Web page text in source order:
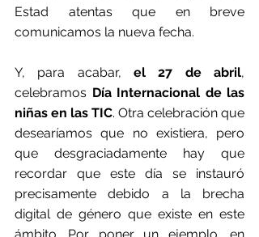
Estad atentas que en breve
comunicamos la nueva fecha.
Y, para acabar, el 27 de abril,
celebramos Día Internacional de las
niñas en las TIC. Otra celebración que
desearíamos que no existiera, pero
que desgraciadamente hay que
recordar que este día se instauró
precisamente debido a la brecha
digital de género que existe en este